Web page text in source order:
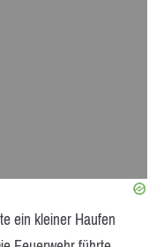
ein kleiner Haufen